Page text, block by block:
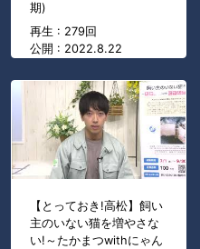
期)
再生 : 279回
公開 : 2022.8.22
【とっておき!高松】飼い
主のいない猫を増やさな
い!～たかまつwithにゃん